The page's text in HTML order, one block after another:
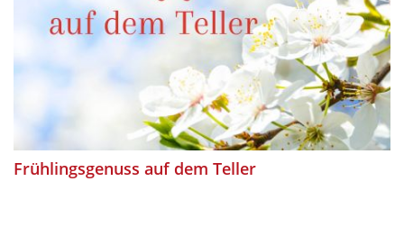
Frühlingsgenuss auf dem Teller